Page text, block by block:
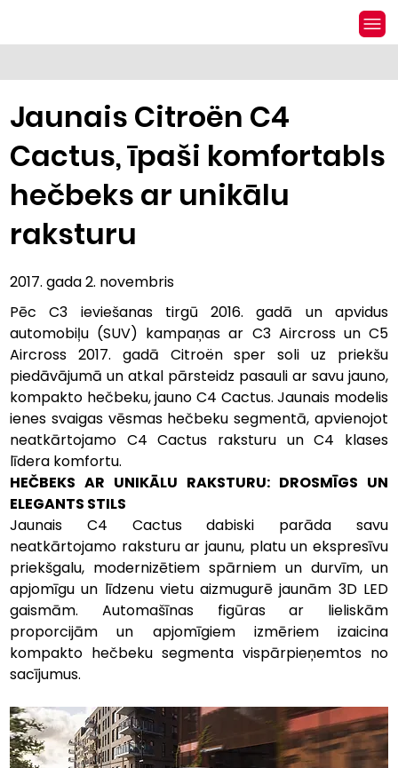
Jaunais Citroën C4
Cactus, īpaši komfortabls
hečbeks ar unikālu
raksturu
2017. gada 2. novembris
Pēc C3 ieviešanas tirgū 2016. gadā un apvidus
automobiļu (SUV) kampaņas ar C3 Aircross un C5
Aircross 2017. gadā Citroën sper soli uz priekšu
piedāvājumā un atkal pārsteidz pasauli ar savu jauno,
kompakto hečbeku, jauno C4 Cactus. Jaunais modelis
ienes svaigas vēsmas hečbeku segmentā, apvienojot
neatkārtojamo C4 Cactus raksturu un C4 klases
līdera komfortu.
HEČBEKS AR UNIKĀLU RAKSTURU: DROSMĪGS UN
ELEGANTS STILS
Jaunais C4 Cactus dabiski parāda savu
neatkārtojamo raksturu ar jaunu, platu un ekspresīvu
priekšgalu, modernizētiem spārniem un durvīm, un
apjomīgu un līdzenu vietu aizmugurē jaunām 3D LED
gaismām. Automašīnas figūras ar lieliskām
proporcijām un apjomīgiem izmēriem izaicina
kompakto hečbeku segmenta vispārpieņemtos no
sacījumus.